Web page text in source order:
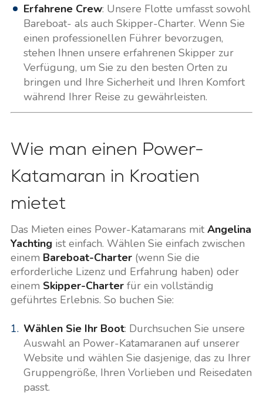
Erfahrene Crew: Unsere Flotte umfasst sowohl
Bareboat- als auch Skipper-Charter. Wenn Sie
einen professionellen Führer bevorzugen,
stehen Ihnen unsere erfahrenen Skipper zur
Verfügung, um Sie zu den besten Orten zu
bringen und Ihre Sicherheit und Ihren Komfort
während Ihrer Reise zu gewährleisten.
Wie man einen Power-
Katamaran in Kroatien
mietet
Das Mieten eines Power-Katamarans mitAngelina
Yachting ist einfach. Wählen Sie einfach zwischen
einem Bareboat-Charter(wenn Sie die
erforderliche Lizenz und Erfahrung haben) oder
einem Skipper-Charterfür ein vollständig
geführtes Erlebnis. So buchen Sie:
Wählen Sie Ihr Boot: Durchsuchen Sie unsere
Auswahl an Power-Katamaranen auf unserer
Website und wählen Sie dasjenige, das zu Ihrer
Gruppengröße, Ihren Vorlieben und Reisedaten
passt.